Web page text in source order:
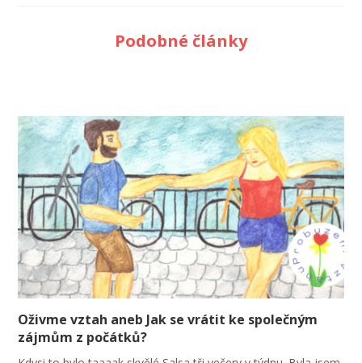
Podobné články
Oživme vztah aneb Jak se vrátit ke společným
zájmům z počátků?